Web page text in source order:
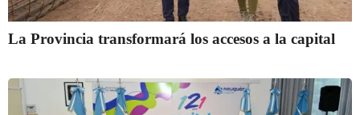
La Provincia transformará los accesos a la capital